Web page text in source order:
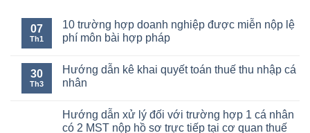
07
Th1
10 trường hợp doanh nghiệp được miễn nộp lệ
phí môn bài hợp pháp
30
Th3
Hướng dẫn kê khai quyết toán thuế thu nhập cá
nhân
Hướng dẫn xử lý đối với trường hợp 1 cá nhân
có 2 MST nộp hồ sơ trực tiếp tại cơ quan thuế